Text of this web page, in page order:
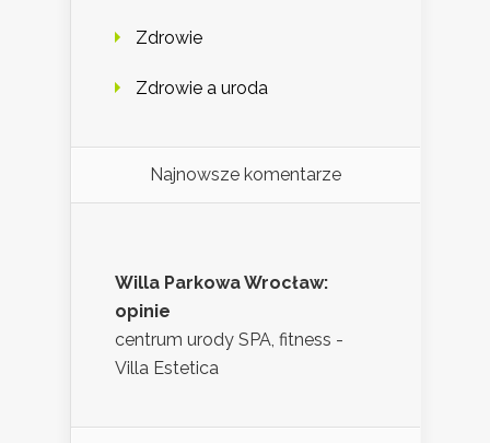
Zdrowie
Zdrowie a uroda
Najnowsze komentarze
Willa Parkowa Wrocław:
opinie
centrum urody SPA, fitness -
Villa Estetica